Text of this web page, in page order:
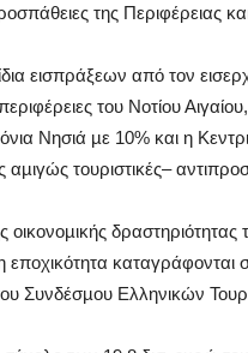
της
εισπράξεων από τον
του Νοτίου
Νησιά µε 10% και η
αµιγώς τουριστικές–
δραστηριότητας
καταγράφονται
Συνδέσµου Ελληνικών